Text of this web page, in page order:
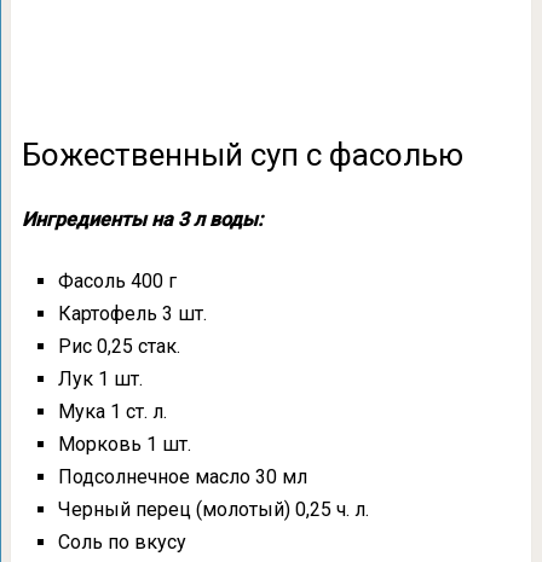
Божественный суп с фасолью
Ингредиенты на 3 л воды:
Фасоль 400 г
Картофель 3 шт.
Рис 0,25 стак.
Лук 1 шт.
Мука 1 ст. л.
Морковь 1 шт.
Подсолнечное масло 30 мл
Черный перец (молотый) 0,25 ч. л.
Соль по вкусу